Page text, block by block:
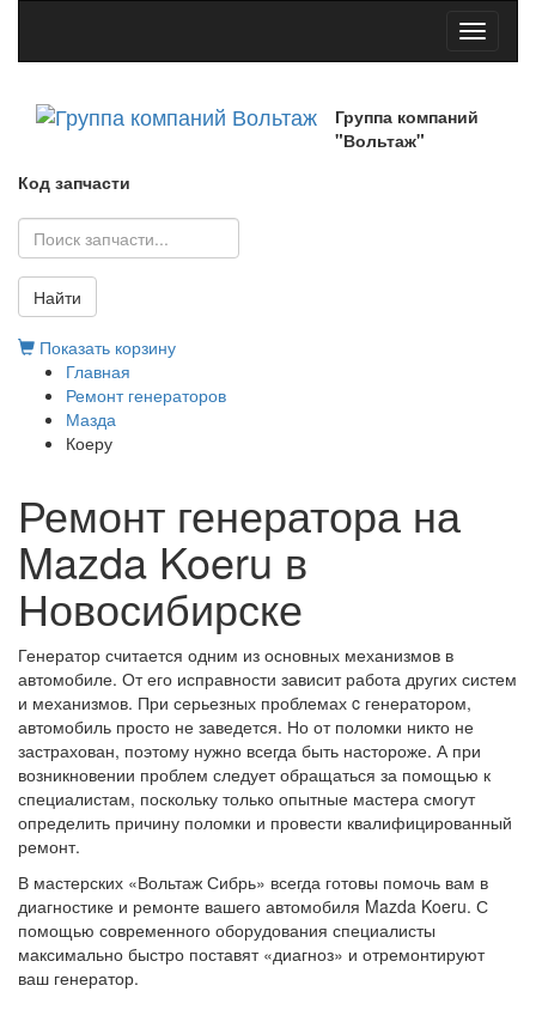
Toggle
Группа компаний
"Вольтаж"
Код запчасти
Найти
Показать корзину
Главная
Ремонт генераторов
Мазда
Коеру
Ремонт генератора на
Mazda Koeru в
Новосибирске
Генератор считается одним из основных механизмов в
автомобиле. От его исправности зависит работа других систем
и механизмов. При серьезных проблемах c генератором,
автомобиль просто не заведется. Но от поломки никто не
застрахован, поэтому нужно всегда быть настороже. А при
возникновении проблем следует обращаться за помощью к
специалистам, поскольку только опытные мастера смогут
определить причину поломки и провести квалифицированный
ремонт.
В мастерских «Вольтаж Сибрь» всегда готовы помочь вам в
диагностике и ремонте вашего автомобиля Mazda Koeru. С
помощью современного оборудования специалисты
максимально быстро поставят «диагноз» и отремонтируют
ваш генератор.